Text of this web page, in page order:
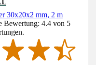
30x20x2 mm, 2 m
Bewertung: 4.4 von 5